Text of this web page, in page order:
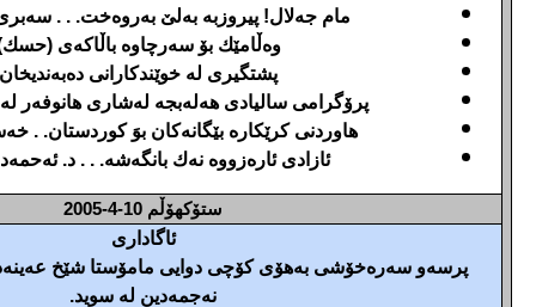
مام جه‌لال! پیروزبه‌ به‌لێ به‌روه‌خت. . .
وه‌ڵامێك بۆ سه‌رچاوه‌ باڵاكه‌ی
پشتگیری له‌ خوێندكارانی ده‌به‌ندیخان
پرۆگرامی سالیادی هه‌له‌بجه‌ له‌شاری هانوفه‌ر له‌ 22ی
هاوردنی كرێكاره‌ بێگانه‌كان بوَ كوردستان. .
ئازادی ئاره‌زووه‌ نه‌ك بانگه‌شه‌. . . د.
ستۆكهۆڵم 10-4-2005
ئاگاداری
پرسه‌و سه‌ره‌خۆشی به‌هۆی كۆچی دوایی مامۆستا شێخ
نه‌جمه‌دین له‌ سوید.